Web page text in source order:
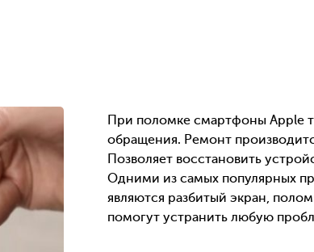
При поломке смартфоны Apple
обращения. Ремонт
Позволяет восстановить
Одними из самых популярных
являются разбитый экран,
помогут устранить любую